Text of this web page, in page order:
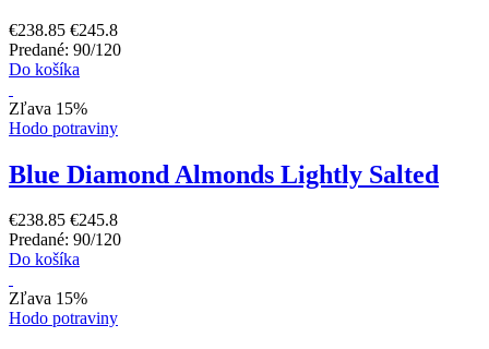
€238.85 €245.8
Predané: 90/120
Do košíka
Zľava 15%
Hodo potraviny
Blue Diamond Almonds Lightly Salted
€238.85 €245.8
Predané: 90/120
Do košíka
Zľava 15%
Hodo potraviny